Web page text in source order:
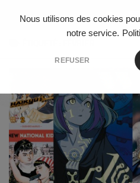
Nous utilisons des cookies
notre service.
REFUSER
Skip to content